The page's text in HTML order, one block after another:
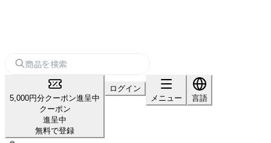
5,000円分クーポン進呈中
クーポン
進呈中
無料で登録
ログイン
メニュー
言語